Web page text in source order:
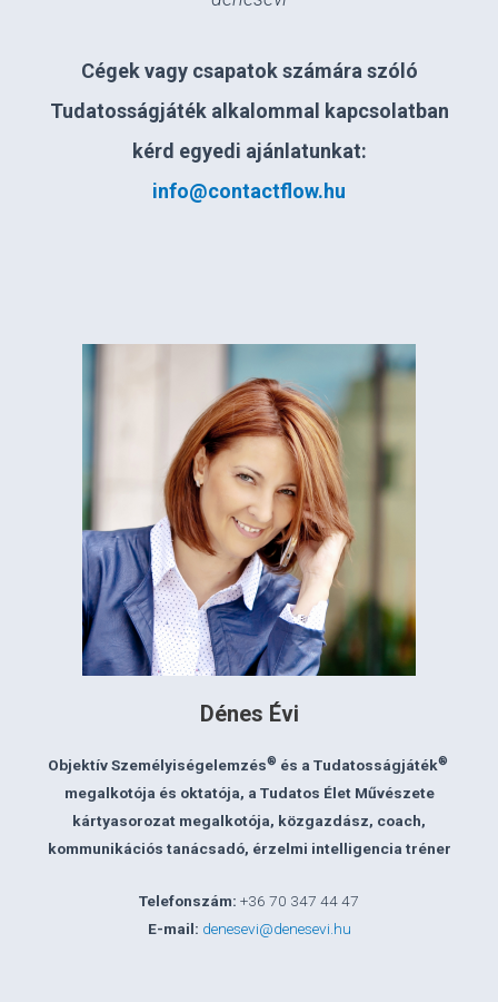
Cégek vagy csapatok számára szóló
Tudatosságjáték alkalommal kapcsolatban
kérd egyedi ajánlatunkat:
info@contactflow.hu
Dénes Évi
Objektív Személyiségelemzés® és a Tudatosságjáték®
megalkotója és oktatója, a Tudatos Élet Művészete
kártyasorozat megalkotója, közgazdász, coach,
kommunikációs tanácsadó, érzelmi intelligencia tréner
Telefonszám: +36 70 347 44 47
E-mail: denesevi@denesevi.hu